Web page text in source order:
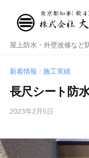
株
会
社
大
浜
業
屋上防水・外壁改修など
新着情報 / 施工実績
長尺シート防
2023年2月5日
理
会
大
工
業